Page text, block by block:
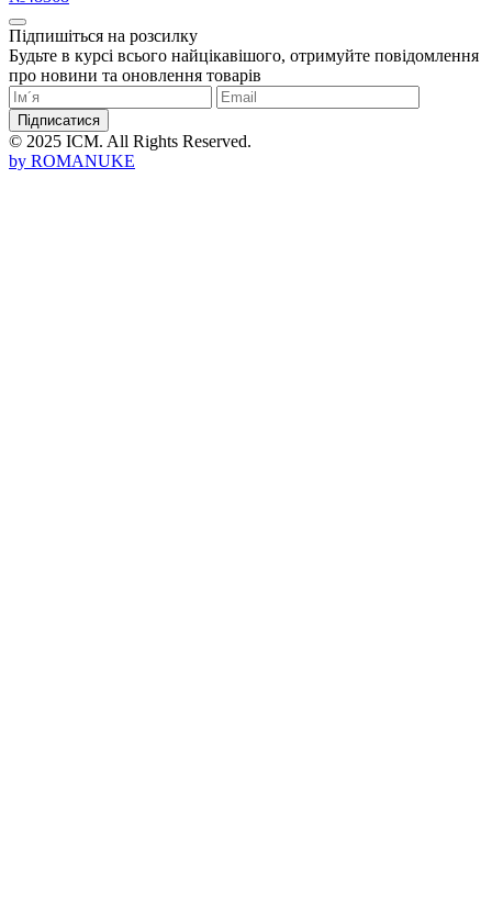
Підпишіться на розсилку
Будьте в курсі всього найцікавішого, отримуйте повідомлення
про новини та оновлення товарів
Підписатися
© 2025 ICM. All Rights Reserved.
by ROMANUKE